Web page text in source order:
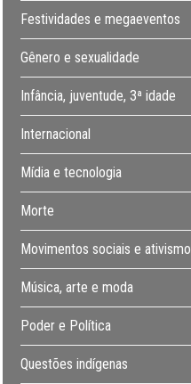
Festividades e megaeventos
Gênero e sexualidade
Infância, juventude, 3ª idade
Internacional
Mídia e tecnologia
Morte
Movimentos sociais e ativismo
Música, arte e moda
Poder e Política
Questões indígenas